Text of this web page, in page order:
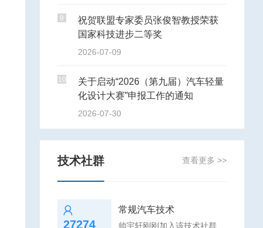
9
祝贺联盟专家委员张俊智教授荣获
国家科技进步二等奖
2026-07-09
10
关于启动“2026（第九届）汽车轻量
化设计大赛”申报工作的通知
2026-07-30
技术社群 查看更多 >>
27274
常规汽车技术
帅宇轩刚刚加入该技术社群